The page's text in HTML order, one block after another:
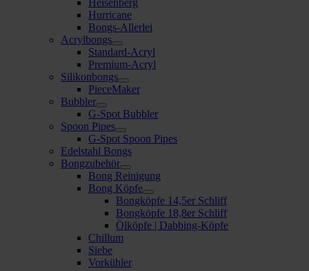
Hurricane
Bongs-Allerlei
Acrylbongs
Standard-Acryl
Premium-Acryl
Silikonbongs
PieceMaker
Bubbler
G-Spot Bubbler
Spoon Pipes
G-Spot Spoon Pipes
Edelstahl Bongs
Bongzubehör
Bong Reinigung
Bong Köpfe
Bongköpfe 14,5er Schliff
Bongköpfe 18,8er Schliff
Ölköpfe | Dabbing-Köpfe
Chillum
Siebe
Vorkühler